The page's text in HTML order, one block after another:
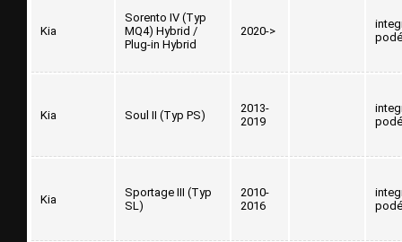
Kia
Sorento IV (Typ
MQ4) Hybrid /
Plug-in Hybrid
2020->
Kia Soul II (Typ PS)
2013-
2019
Kia
Sportage III (Typ
SL)
2010-
2016